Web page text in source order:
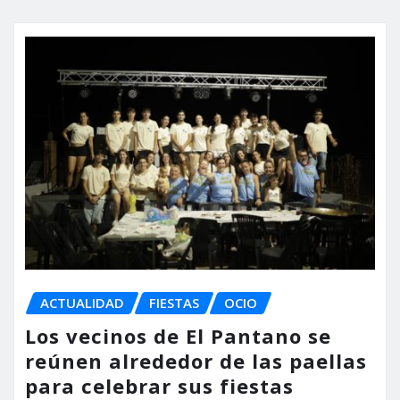
ACTUALIDAD FIESTAS OCIO
Los vecinos de El Pantano se
reúnen alrededor de las paellas
para celebrar sus fiestas